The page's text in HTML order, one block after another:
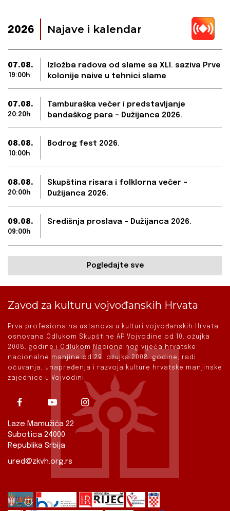
2026 Najave i kalendar
07.08.
19:00h
Izložba radova od slame sa XLI. saziva Prve
kolonije naive u tehnici slame
07.08.
20:20h
Tamburaška večer i predstavljanje
bandaškog para – Dužijanca 2026.
08.08.
10:00h
Bodrog fest 2026.
08.08.
20:00h
Skupština risara i folklorna večer –
Dužijanca 2026.
09.08.
09:00h
Središnja proslava – Dužijanca 2026.
Pogledajte sve
Zavod za kulturu vojvođanskih Hrvata
Prva profesionalna ustanova u kulturi vojvođanskih Hrvata
osnovana Odlukom Skupštine AP Vojvodine od 10. ožujka
2008. godine i Odlukom Nacionalnog vijeća hrvatske
nacionalne manjine od 29. ožujka 2008. godine, radi
očuvanja, unapređenja i razvoja kulture hrvatske manjinske
zajednice u Vojvodini.
Laze Mamužića 22
Subotica 24000
Republika Srbija
ured@zkvh.org.rs